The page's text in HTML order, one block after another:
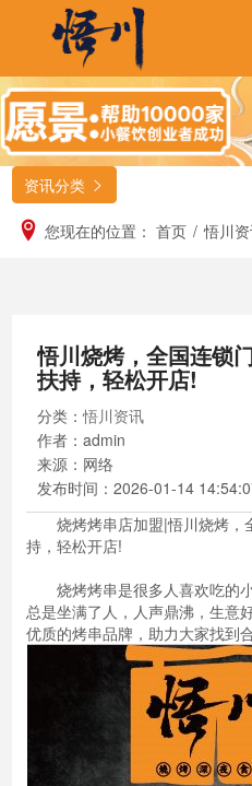
首页
关于悟川
品牌形象
悟川资讯
加入我们
资讯分类 
您现在的位置： 首页 / 悟川
悟川烧烤，全国连锁
扶持，轻松开店!
分类：悟川资讯
作者：admin
来源：网络
发布时间： 2026-01-14
烧烤烤串店加盟|悟川烧烤，
持，轻松开店!
烧烤烤串是很多人喜欢吃的
总是坐满了人，人声鼎沸，生意
优质的烤串品牌，助力大家找到